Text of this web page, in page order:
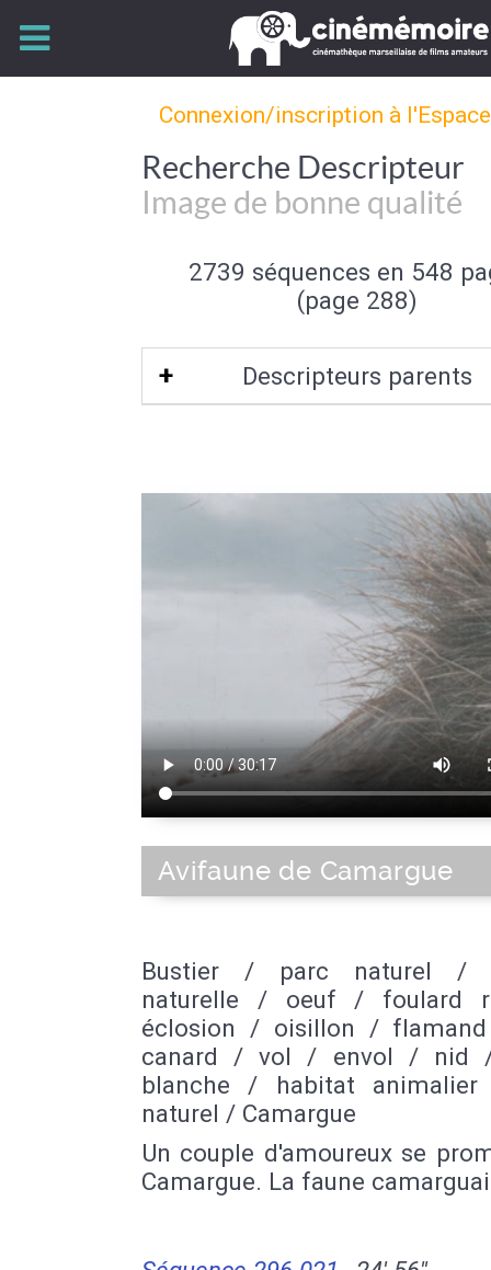
Connexion/inscription à
Recherche Descripteur
Image de bonne qualité
2739 séquences en 548
(page 288)
Descripteurs parents
Avifaune de Camargue
Bustier / parc naturel /
naturelle / oeuf / foulard
éclosion / oisillon /
canard / vol / envol / nid
blanche / habitat
naturel / Camargue
Un couple d'amoureux se
Camargue. La faune